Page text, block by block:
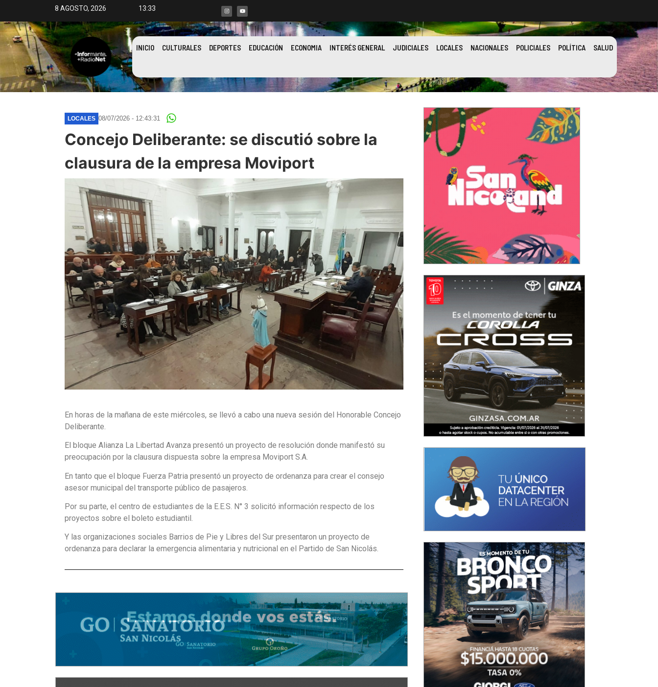
8 AGOSTO, 2026 13:33
INICIO CULTURALES DEPORTES EDUCACIÓN ECONOMIA INTERÉS GENERAL JUDICIALES LOCALES NACIONALES POLICIALES POLÍTICA SALUD
LOCALES 08/07/2026 - 12:43:31
Concejo Deliberante: se discutió sobre la
clausura de la empresa Moviport
En horas de la mañana de este miércoles, se llevó a cabo una nueva sesión del Honorable Concejo
Deliberante.
El bloque Alianza La Libertad Avanza presentó un proyecto de resolución donde manifestó su
preocupación por la clausura dispuesta sobre la empresa Moviport S.A.
En tanto que el bloque Fuerza Patria presentó un proyecto de ordenanza para crear el consejo
asesor municipal del transporte público de pasajeros.
Por su parte, el centro de estudiantes de la E.E.S. N° 3 solicitó información respecto de los
proyectos sobre el boleto estudiantil.
Y las organizaciones sociales Barrios de Pie y Libres del Sur presentaron un proyecto de
ordenanza para declarar la emergencia alimentaria y nutricional en el Partido de San Nicolás.